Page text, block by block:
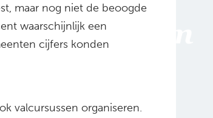
maar nog niet de beoogde
waarschijnlijk een
cijfers konden
valcursussen organiseren.